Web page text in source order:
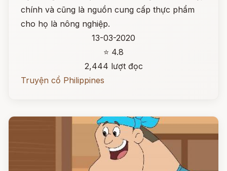
chính và cũng là nguồn cung cấp thực phẩm
cho họ là nông nghiệp.
13-03-2020
⭐ 4.8
2,444 lượt đọc
Truyện cổ Philippines